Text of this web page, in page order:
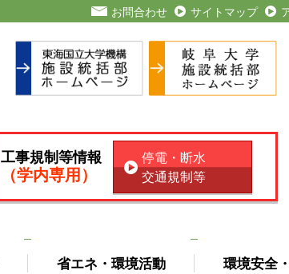
お問合わせ サイトマップ
工事規制等情報
（学内専用）
停電・断水
交通規制等
省エネ・環境活動 環境安全